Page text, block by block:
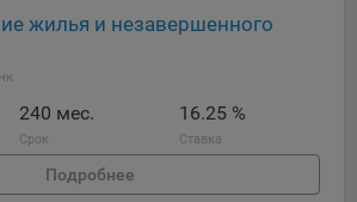
жилья и незавершенного
240 мес.
Срок
16.25 %
Ставка
Подробнее